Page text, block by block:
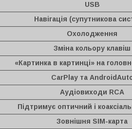
USB
Навігація (супутникова
Охолодження
Зміна кольору клавіш
«Картинка в картинці» на
CarPlay та
Аудіовиходи RCA
Підтримує оптичний і
Зовнішня SIM-карта